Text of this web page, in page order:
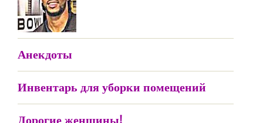
Анекдоты
Инвентарь для уборки помещений
Дорогие женщины!